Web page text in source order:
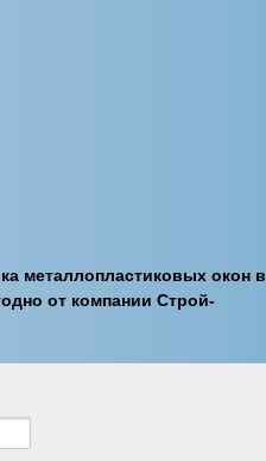
металлопластиковых окон в
от компании Строй-